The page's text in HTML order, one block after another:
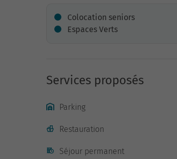
Colocation seniors
Espaces Verts
Services proposés
Parking
Restauration
Séjour permanent